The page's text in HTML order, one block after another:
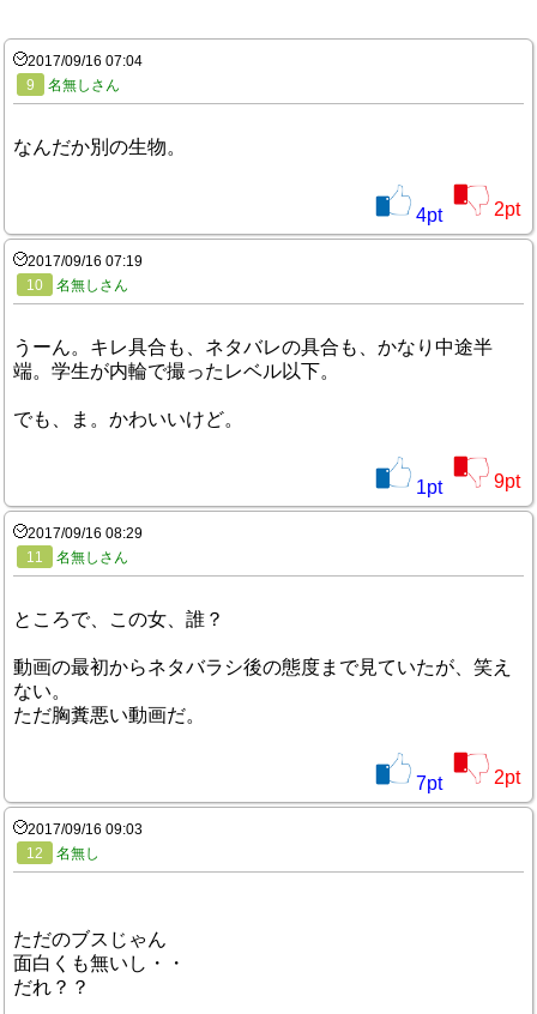
2017/09/16 07:04
9
名無しさん
なんだか別の生物。
4pt 2pt
2017/09/16 07:19
10
名無しさん
うーん。キレ具合も、ネタバレの具合も、かなり中途半
端。学生が内輪で撮ったレベル以下。
でも、ま。かわいいけど。
1pt 9pt
2017/09/16 08:29
11
名無しさん
ところで、この女、誰？
動画の最初からネタバラシ後の態度まで見ていたが、笑え
ない。
ただ胸糞悪い動画だ。
7pt 2pt
2017/09/16 09:03
12
名無し
ただのブスじゃん
面白くも無いし・・
だれ？？